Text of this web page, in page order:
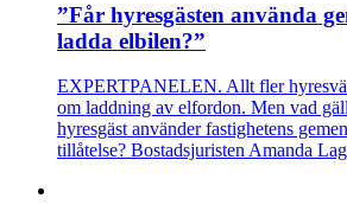
”Får hyresgästen använda
ladda elbilen?”
EXPERTPANELEN. Allt fler
om laddning av elfordon. Men vad
hyresgäst använder fastighetens
tillåtelse? Bostadsjuristen Amanda